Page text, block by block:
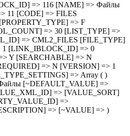
=> 116 [NAME] => Файлы
11 [CODE] => FILES
=> F
=> 30 [LIST_TYPE] =>
=> CML2_FILES [FILE_TYPE]
1 [LINK_IBLOCK_ID] => 0
Y [SEARCHABLE] => N
=> N [VERSION] => 1
=> Array ( )
[~DEFAULT_VALUE] =>
=> [VALUE_SORT]
=>
=> [~VALUE] => )